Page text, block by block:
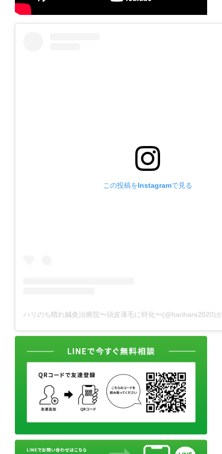
この投稿をInstagramで見る
ハリのち晴れ鍼灸治療院〜頭皮薄毛に特化〜(@harihare2020)